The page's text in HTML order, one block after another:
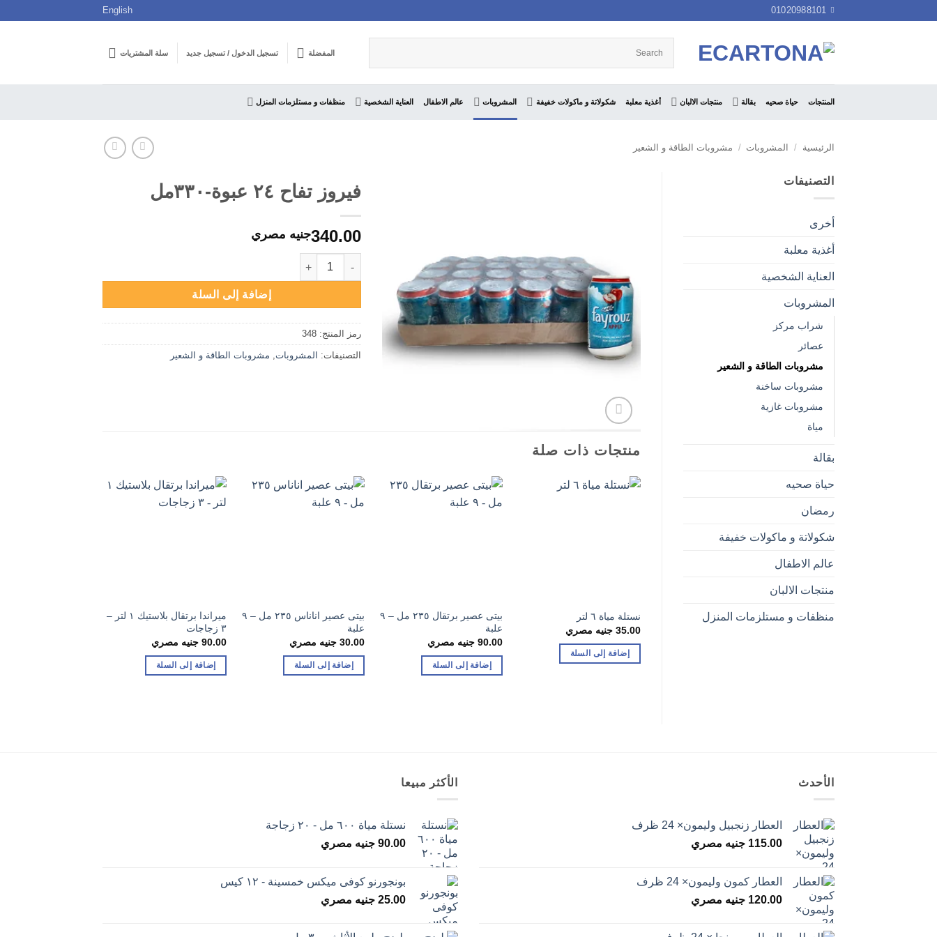
01020988101
English
المفضلة تسجيل الدخول / تسجيل جديد سلة المشتريات
المنتجات حياة صحيه بقالة منتجات الالبان أغذية معلبة شكولاتة و ماكولات خفيفة المشروبات عالم الاطفال العناية الشخصية منظفات و مستلزمات المنزل
الرئيسية / المشروبات / مشروبات الطاقة و الشعير
التصنيفات
أخرى
أغذية معلبة
العناية الشخصية
المشروبات
شراب مركز
عصائر
مشروبات الطاقة و الشعير
مشروبات ساخنة
مشروبات غازية
مياة
بقالة
حياة صحيه
رمضان
شكولاتة و ماكولات خفيفة
عالم الاطفال
منتجات الالبان
منظفات و مستلزمات المنزل
فيروز تفاح ٢٤ عبوة-٣٣٠مل
340.00جنيه مصري
كمية فيروز تفاح ٢٤ عبوة-٣٣٠مل
إضافة إلى السلة
رمز المنتج:348
التصنيفات: المشروبات مشروبات الطاقة و الشعير
منتجات ذات صلة
نستلة مياة ٦ لتر
35.00 جنيه مصري
إضافة إلى السلة
بيتى عصير برتقال ٢٣٥ مل – ٩
علبة
90.00 جنيه مصري
إضافة إلى السلة
بيتى عصير اناناس ٢٣٥ مل – ٩
علبة
30.00 جنيه مصري
إضافة إلى السلة
ميراندا برتقال بلاستيك ١ لتر –
٣ زجاجات
90.00جنيه مصري
إضافة إلى السلة
الأحدث
العطار زنجبيل وليمون× 24 ظرف
115.00 جنيه مصري
العطار كمون وليمون× 24 ظرف
120.00 جنيه مصري
الأكثر مبيعا
نستلة مياة ٦٠٠ مل - ٢٠ زجاجة
90.00 جنيه مصري
بونجورنو كوفى ميكس خمسينة - ١٢ كيس
25.00 جنيه مصري